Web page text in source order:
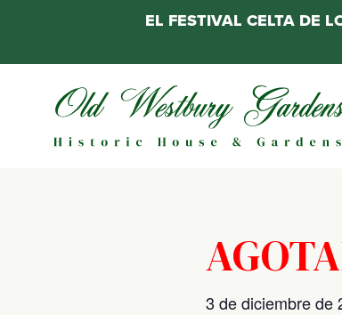
contenido
3 de diciembre de
EL FESTIVAL CELTA DE